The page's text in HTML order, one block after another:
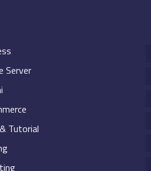
Server
Tutorial